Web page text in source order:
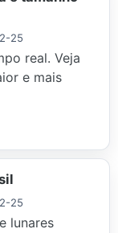
25
real. Veja
e mais
25
lunares